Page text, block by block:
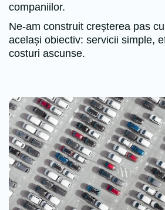
companiilor.
Ne-am construit creșterea pas
același obiectiv: servicii simple,
costuri ascunse.